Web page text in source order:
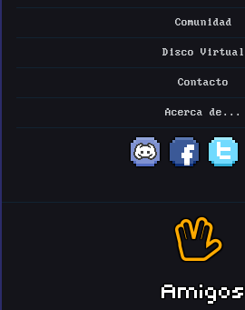
Comunidad
Disco Virtual
Contacto
Acerca de...
Amigos